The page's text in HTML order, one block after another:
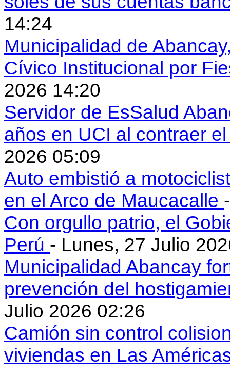
14:24
Municipalidad de
Cívico Institucional por
2026 14:20
Servidor de EsSalud
años en UCI al contraer
2026 05:09
Auto embistió a
en el Arco de Maucacalle
Con orgullo patrio, el
Perú - Lunes, 27 Julio
Municipalidad Abancay
prevención del
Julio 2026 02:26
Camión sin control
viviendas en Las